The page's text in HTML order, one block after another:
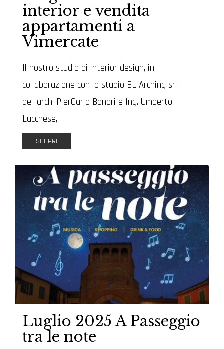
interior e vendita
appartamenti a
Vimercate
Il nostro studio di interior design, in
collaborazione con lo studio BL Arching srl
dell'arch. PierCarlo Bonori e Ing. Umberto
Lucchese,
SCOPRI
Luglio 2025 A Passeggio
tra le note